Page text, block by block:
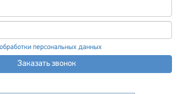
персональных данных
Заказать звонок